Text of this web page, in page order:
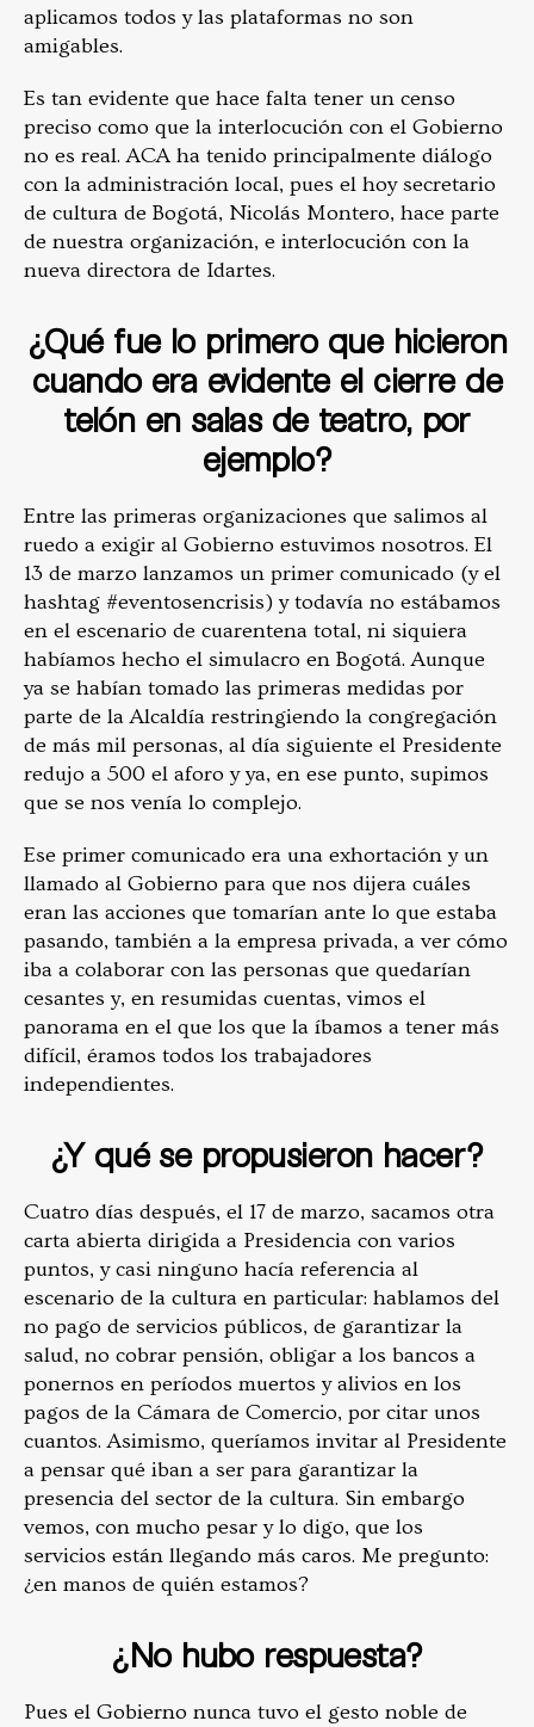
aplicamos todos y las plataformas no son
amigables.
Es tan evidente que hace falta tener un censo
preciso como que la interlocución con el Gobierno
no es real. ACA ha tenido principalmente diálogo
con la administración local, pues el hoy secretario
de cultura de Bogotá, Nicolás Montero, hace parte
de nuestra organización, e interlocución con la
nueva directora de Idartes.
¿Qué fue lo primero que hicieron
cuando era evidente el cierre de
telón en salas de teatro, por
ejemplo?
Entre las primeras organizaciones que salimos al
ruedo a exigir al Gobierno estuvimos nosotros. El
13 de marzo lanzamos un primer comunicado (y el
hashtag #eventosencrisis) y todavía no estábamos
en el escenario de cuarentena total, ni siquiera
habíamos hecho el simulacro en Bogotá. Aunque
ya se habían tomado las primeras medidas por
parte de la Alcaldía restringiendo la congregación
de más mil personas, al día siguiente el Presidente
redujo a 500 el aforo y ya, en ese punto, supimos
que se nos venía lo complejo.
Ese primer comunicado era una exhortación y un
llamado al Gobierno para que nos dijera cuáles
eran las acciones que tomarían ante lo que estaba
pasando, también a la empresa privada, a ver cómo
iba a colaborar con las personas que quedarían
cesantes y, en resumidas cuentas, vimos el
panorama en el que los que la íbamos a tener más
difícil, éramos todos los trabajadores
independientes.
¿Y qué se propusieron hacer?
Cuatro días después, el 17 de marzo, sacamos otra
carta abierta dirigida a Presidencia con varios
puntos, y casi ninguno hacía referencia al
escenario de la cultura en particular: hablamos del
no pago de servicios públicos, de garantizar la
salud, no cobrar pensión, obligar a los bancos a
ponernos en períodos muertos y alivios en los
pagos de la Cámara de Comercio, por citar unos
cuantos. Asimismo, queríamos invitar al Presidente
a pensar qué iban a ser para garantizar la
presencia del sector de la cultura. Sin embargo
vemos, con mucho pesar y lo digo, que los
servicios están llegando más caros. Me pregunto:
¿en manos de quién estamos?
¿No hubo respuesta?
Pues el Gobierno nunca tuvo el gesto noble de